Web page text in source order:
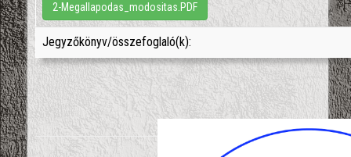
2-Megallapodas_modositas.PDF
Jegyzőkönyv/összefoglaló(k):